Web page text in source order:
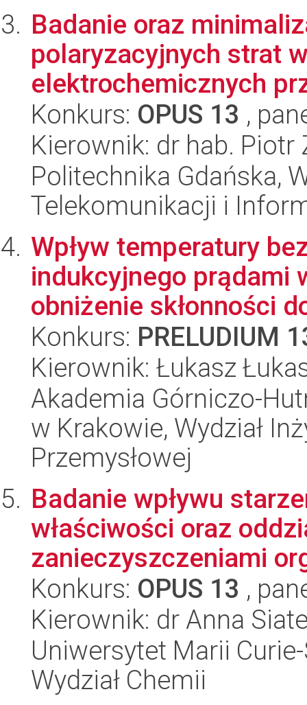
Badanie oraz
polaryzacyjnych strat
elektrochemicznych
Konkurs: OPUS 13 ,
Kierownik: dr hab.
Politechnika Gdańska,
Telekomunikacji i
Wpływ temperatury
indukcyjnego prądami
obniżenie skłonności
Konkurs: PRELUDIUM
Kierownik: Łukasz
Akademia Górniczo-
w Krakowie, Wydział
Przemysłowej
Badanie wpływu
właściwości oraz
zanieczyszczeniami
Konkurs: OPUS 13 ,
Kierownik: dr Anna
Uniwersytet Marii
Wydział Chemii